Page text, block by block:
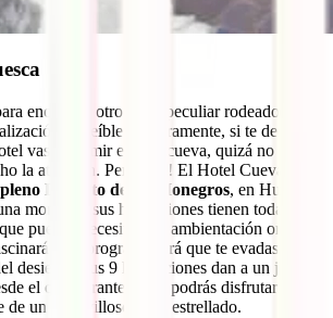
encontrar otro hotel peculiar rodeado de
increíble. Seguramente, si te decimos
vas a dormir en una cueva, quizá no te
la atención. Pero ¡ojo! El Hotel Cueva se
Desierto de los Monegros, en Huesca.
montaña, sus habitaciones tienen todas las
puedes necesitar. Su ambientación oriental,
y su orografía hará que te evadas
desierto. Sus 9 habitaciones dan a un jardín
el que durante el día podrás disfrutar de su
de un maravilloso cielo estrellado.